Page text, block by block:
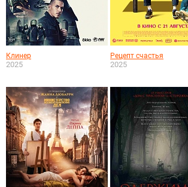
Клинер
2025
Рецепт счастья
2025